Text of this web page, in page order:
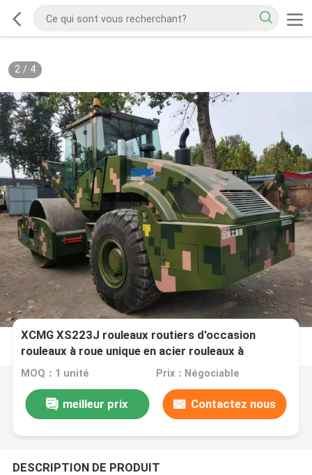
2/ 4
XCMG XS223J rouleaux routiers d'occasion
rouleaux à roue unique en acier rouleaux à
vibration à entraînement ultra lourd
MOQ：1 unité Prix：Négociable
meilleur prix Contactez nous
DESCRIPTION DE PRODUIT